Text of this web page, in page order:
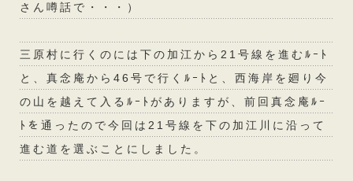
さん噂話で・・・）
三原村に行くのには下の加江から21号線を進むﾙｰﾄ
と、真念庵から46号で行くﾙｰﾄと、西海岸を廻り今
の山を越えて入るﾙｰﾄがありますが、前回真念庵ﾙｰ
ﾄを通ったので今回は21号線を下の加江川に沿って
進む道を選ぶことにしました。